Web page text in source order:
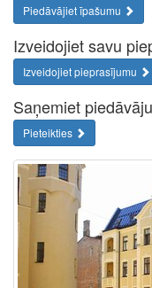
Piedāvājiet īpašumu
Izveidojiet savu
Izveidojiet pieprasījumu
Saņemiet
Pieteikties